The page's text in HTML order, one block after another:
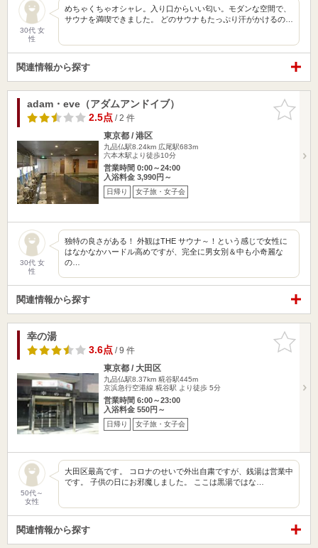
30代 女
性
めちゃくちゃオシャレ。入り口からいい匂い。モダンな空間で、
サウナを満喫できました。 どのサウナもたっぷり汗がかけるの…
関連情報から探す
お気に入
りに追加
adam・eve（アダムアンドイブ）
2.5点/ 2 件
東京都 / 港区
九品仏駅8.24km 広尾駅683m
六本木駅より徒歩10分
営業時間 0:00～24:00
入浴料金 3,990円～
日帰り 女子旅・女子会
30代 女
性
独特の良さがある！ 外観はTHE サウナ～！という感じで女性に
はなかなかハードル高めですが、完全に男女別＆中も小奇麗な
の…
関連情報から探す
お気に入
りに追加
幸の湯
3.6点/ 9 件
東京都 / 大田区
九品仏駅8.37km 糀谷駅445m
京浜急行空港線 糀谷駅 より徒歩 5分
営業時間 6:00～23:00
入浴料金 550円～
日帰り 女子旅・女子会
50代～
女性
大田区最高です。 コロナのせいで外出自粛ですが、銭湯は営業中
です。 子供の日にお邪魔しました。 ここは黒湯ではな…
関連情報から探す